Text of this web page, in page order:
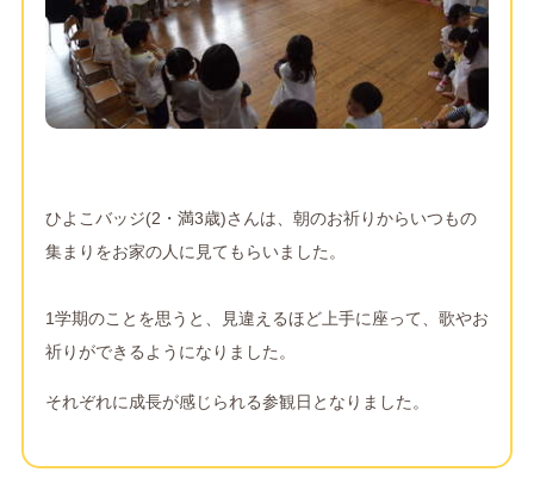
ひよこバッジ(2・満3歳)さんは、朝のお祈りからいつもの
集まりをお家の人に見てもらいました。
1学期のことを思うと、見違えるほど上手に座って、歌やお
祈りができるようになりました。
それぞれに成長が感じられる参観日となりました。